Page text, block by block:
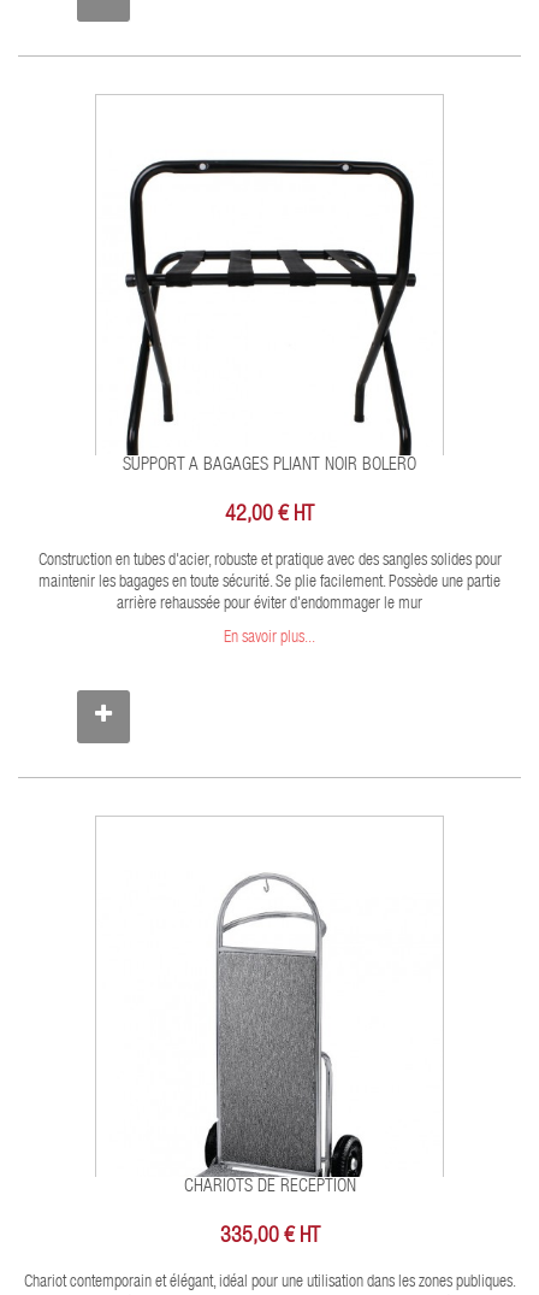
SUPPORT A BAGAGES PLIANT NOIR BOLERO
42,00 € HT
Construction en tubes d'acier, robuste et pratique avec des sangles solides pour
maintenir les bagages en toute sécurité. Se plie facilement. Possède une partie
arrière rehaussée pour éviter d'endommager le mur
En savoir plus...
CHARIOTS DE RECEPTION
335,00 € HT
Chariot contemporain et élégant, idéal pour une utilisation dans les zones publiques.